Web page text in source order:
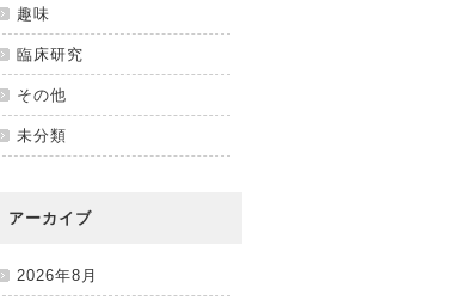
趣味
臨床研究
その他
未分類
アーカイブ
2026年8月